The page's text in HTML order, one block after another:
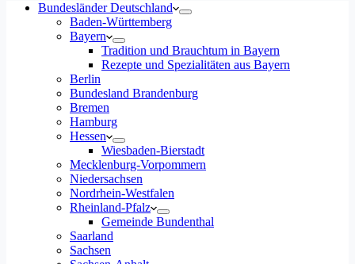
Bundesländer Deutschland
Baden-Württemberg
Bayern
Tradition und Brauchtum in Bayern
Rezepte und Spezialitäten aus Bayern
Berlin
Bundesland Brandenburg
Bremen
Hamburg
Hessen
Wiesbaden-Bierstadt
Mecklenburg-Vorpommern
Niedersachsen
Nordrhein-Westfalen
Rheinland-Pfalz
Gemeinde Bundenthal
Saarland
Sachsen